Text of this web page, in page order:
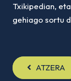
Txikipedian,
gehiago sortu
ATZERA